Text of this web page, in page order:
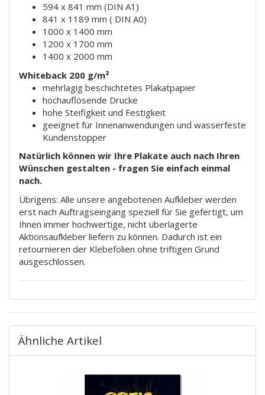
594 x 841 mm (DIN A1)
841 x 1189 mm ( DIN A0)
1000 x 1400 mm
1200 x 1700 mm
1400 x 2000 mm
Whiteback 200 g/m²
mehrlagig beschichtetes Plakatpapier
hochauflösende Drucke
hohe Steifigkeit und Festigkeit
geeignet für Innenanwendungen und wasserfeste
Kundenstopper
Natürlich können wir Ihre Plakate auch nach Ihren
Wünschen gestalten - fragen Sie einfach einmal
nach.
Übrigens: Alle unsere angebotenen Aufkleber werden
erst nach Auftragseingang speziell für Sie gefertigt, um
Ihnen immer hochwertige, nicht überlagerte
Aktionsaufkleber liefern zu können. Dadurch ist ein
retournieren der Klebefolien ohne triftigen Grund
ausgeschlossen.
Ähnliche Artikel